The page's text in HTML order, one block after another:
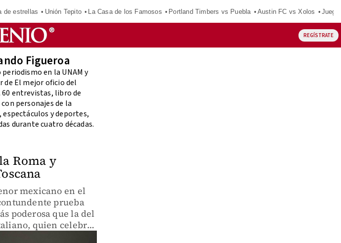
de estrellas Unión Tepito La Casa de los Famosos Portland Timbers vs Puebla Austin FC vs Xolos
REGÍSTRATE
Figueroa
periodismo en la UNAM y
de El mejor oficio del
60 entrevistas, libro de
personajes de la
espectáculos y deportes,
durante cuatro décadas.
Roma y
mexicano en el
prueba
poderosa que la del
quien celebró
su tierra.